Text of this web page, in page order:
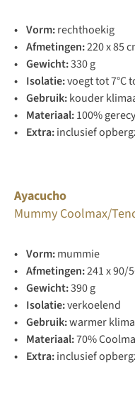
• Vorm:rechthoekig
• Afmetingen:220 x 85
• Gewicht:330 g
• Isolatie:voegt tot 7°C
• Gebruik:kouder
• Materiaal:100%
• Extra:inclusief
Ayacucho
Mummy Coolmax/
• Vorm:mummie
• Afmetingen:241 x 90/
• Gewicht:390 g
• Isolatie:verkoelend
• Gebruik:warmer
• Materiaal:70%
• Extra:inclusief